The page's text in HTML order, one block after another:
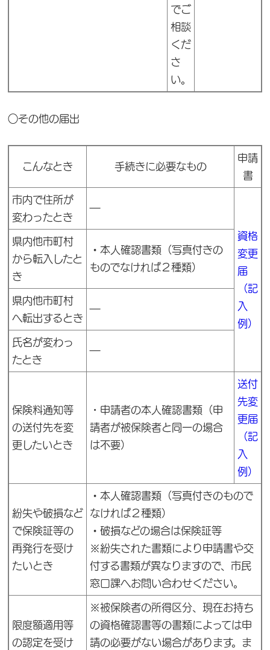
でご
相談
くだ
さ
い。
○その他の届出
こんなとき 手続きに必要なもの
申請
書
市内で住所が
変わったとき
―
資格
変更
届
（記
入
例）
県内他市町村
から転入したと
き
・ 本人確認書類（写真付きの
ものでなければ２種類）
県内他市町村
へ転出するとき
―
氏名が変わっ
たとき
―
保険料通知等
の送付先を変
更したいとき
・申請者の本人確認書類（申
請者が被保険者と同一の場合
は不要）
送付
先変
更届
（記
入
例）
紛失や破損など
で保険証等の
再発行を受け
たいとき
・ 本人確認書類（写真付きのもので
なければ２種類）
・ 破損などの場合は保険証等
※紛失された書類により申請書や交
付する書類が異なりますので、市民
窓口課へお問い合わせください。
限度額適用等
の認定を受け
※被保険者の所得区分、現在お持ち
の資格確認書等の書類によっては申
請の必要がない場合があります。ま